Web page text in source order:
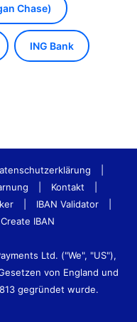
Chase)
ING Bank
Kontakt
IBAN Validator
Create IBAN
Ltd. ("We", "US"),
von England und
gegründet wurde.